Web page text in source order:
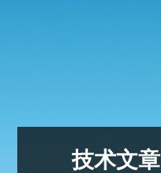
技术文章